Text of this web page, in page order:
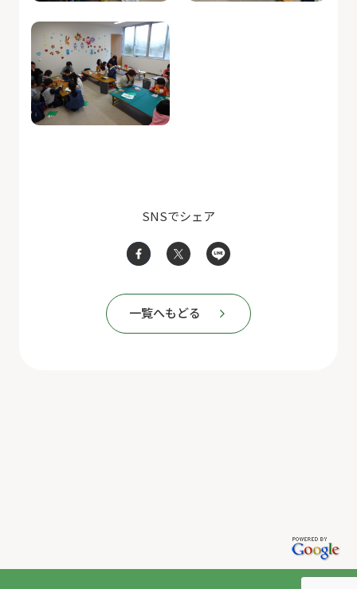
SNSでシェア
一覧へもどる